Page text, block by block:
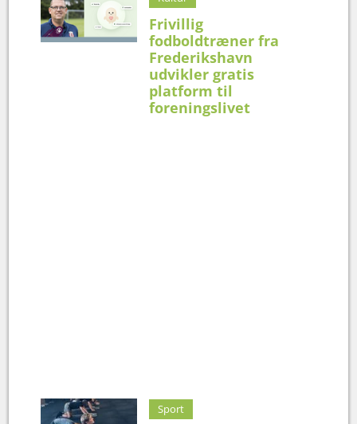
Frivillig
fodboldtræner fra
Frederikshavn
udvikler gratis
platform til
foreningslivet
Sport